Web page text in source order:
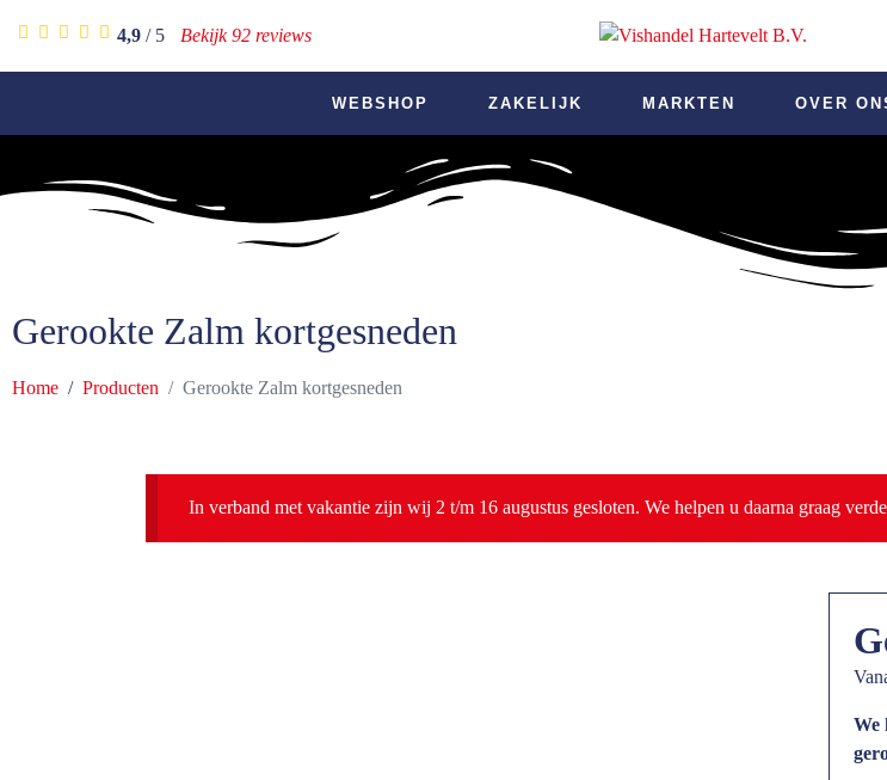
4,9 / 5 Bekijk 92 reviews
WEBSHOP ZAKELIJK MARKTEN OVER
Gerookte Zalm kortgesneden
Home Producten Gerookte Zalm kortgesneden
In verband met vakantie zijn wij 2 t/m 16 augustus gesloten. We helpen u daarna graag
We